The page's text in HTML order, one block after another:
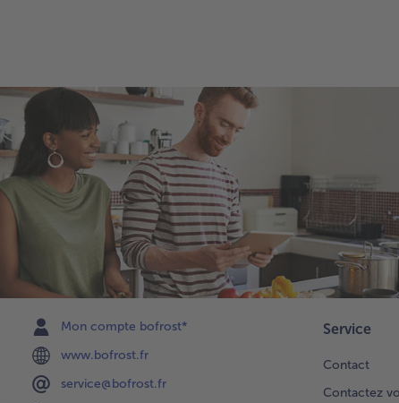
Mon compte bofrost*
www.bofrost.fr
service@bofrost.fr
Service
Contact
Contactez